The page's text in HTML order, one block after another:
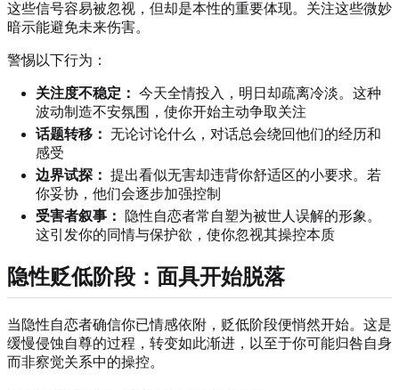
这些信号容易被忽视，但却是本性的重要体现。关注这些微妙
暗示能避免未来伤害。
警惕以下行为：
关注度不稳定： 今天全情投入，明日却疏离冷淡。这种
波动制造不安氛围，使你开始主动争取关注
话题转移： 无论讨论什么，对话总会绕回他们的经历和
感受
边界试探： 提出看似无害却违背你舒适区的小要求。若
你妥协，他们会逐步加强控制
受害者叙事：
隐性自恋者常自塑为被世人误解的形象。
这引发你的同情与保护欲，使你忽视其操控本质
隐性贬低阶段：面具开始脱落
当隐性自恋者确信你已情感依附，贬低阶段便悄然开始。这是
缓慢侵蚀自尊的过程，转变如此渐进，以至于你可能归咎自身
而非察觉关系中的操控。